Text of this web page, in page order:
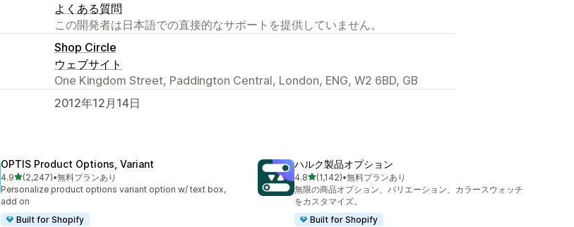
よくある質問
この開発者は日本語での直接的なサポートを提供していません。
Shop Circle
ウェブサイト
One Kingdom Street, Paddington Central, London, ENG, W2 6BD, GB
2012年12月14日
OPTIS Product Options, Variant
4.95つ星中
(2,247)
合計レビュー数：2247件
•無料プランあり
Personalize product options variant option w/ text box,
add on
Built for Shopify
ハルク製品オプション
4.85つ星中
(1,142)
合計レビュー数：1142件
•無料プランあり
無限の商品オプション、バリエーション、カラースウォッチ
をカスタマイズ。
Built for Shopify